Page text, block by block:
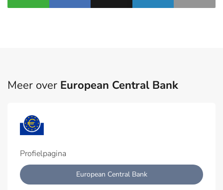
Meer over European Central Bank
Profielpagina
European Central Bank